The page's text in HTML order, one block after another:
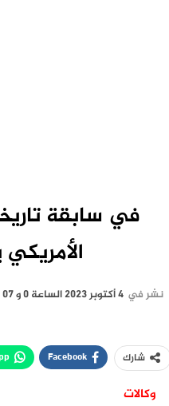
في سابقة
نشر في 4 أكتوبر 2023 الساعة 0 و 07 دقيقة
شارك Facebook
وكالات